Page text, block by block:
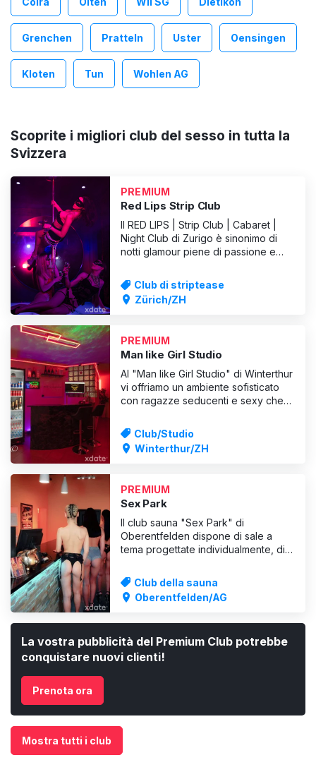
Grenchen Pratteln Uster Oensingen
Kloten Tun Wohlen AG
Scoprite i migliori club del sesso in tutta la
Svizzera
PREMIUM
Red Lips Strip Club
Il RED LIPS | Strip Club | Cabaret |
Night Club di Zurigo è sinonimo di
notti glamour piene di passione e
hot, artisti attraenti e un ambiente
esclusivo, il club offre un'esperienza
unica a tutti gli ospiti. Al RED LIPS non
Club di striptease
Zürich/ZH
PREMIUM
Man like Girl Studio
Al "Man like Girl Studio" di Winterthur
vi offriamo un ambiente sofisticato
con ragazze seducenti e sexy che
Prenotate le nostre ragazze per il
vostro soggiorno in studio o come
escort👠. Vi offriamo un servizio
Club/Studio
Winterthur/ZH
PREMIUM
Sex Park
Il club sauna "Sex Park" di
Oberentfelden dispone di sale a
tema progettate individualmente, di
un'area benessere con diverse
saune, terme e un idromassaggio. Le
nostre incantevoli e sexy ragazze vi
Club della sauna
Oberentfelden/AG
La vostra pubblicità del Premium Club potrebbe
conquistare nuovi clienti!
Prenota ora
Mostra tutti i club